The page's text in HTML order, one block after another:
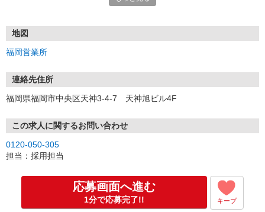
①応募から3営業日を目安に、メールorお電話でご連絡します。
★スマホでWEB面接（LINEなど）・出張面接・事務所面接と選べま
す
③面接実施（履歴書不要）
※ご希望があれば、職場見学の調整もOKです！
お気軽にご応募ください♪
地図
福岡営業所
連絡先住所
福岡県福岡市中央区天神3-4-7 天神旭ビル4F
この求人に関するお問い合わせ
0120-050-305
担当：採用担当
応募画面へ進む
1分で応募完了!! キープ